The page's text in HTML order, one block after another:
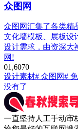
众图网
众图网汇集了各类精
文化墙模板、展板设
设计需求，由资深大
网!
01,6070
设计素材# 众图网#
没有了
一直坚持人工手动审